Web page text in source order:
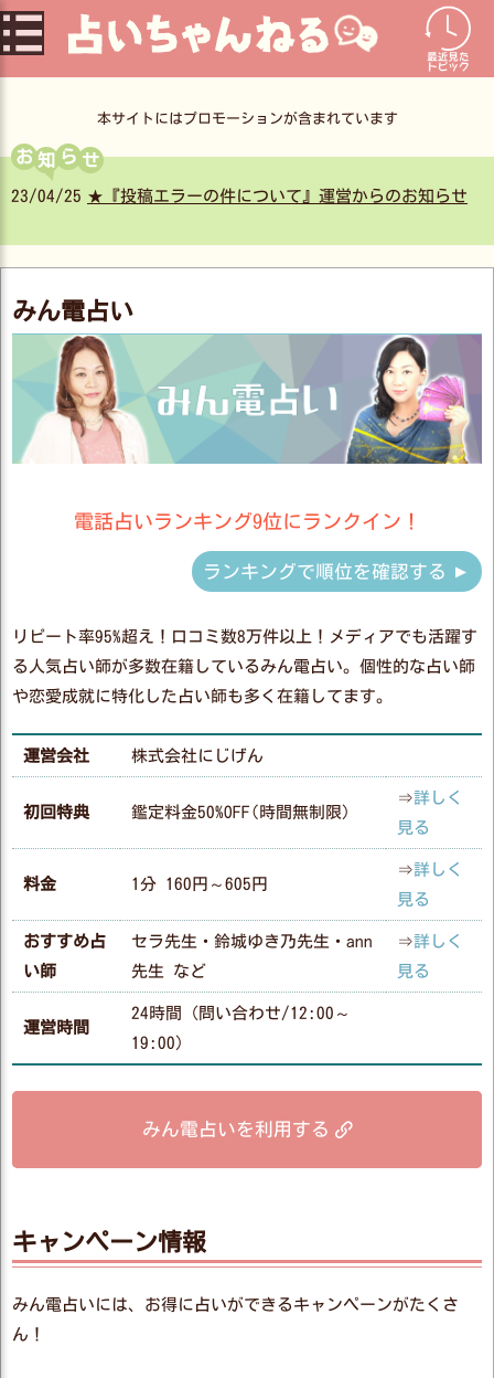
コ
ン
テ
へ
本サイトにはプロモーションが含まれています
お ら
て』運営からのお知らせ
みん電占い
電話占いランキング9位にランクイン！
ランキングで順位を確認する
リピート率95%超え！口コミ数8万件以上！メディアでも活躍す
る人気占い師が多数在籍しているみん電占い。個性的な占い師
や恋愛成就に特化した占い師も多く在籍してます。
運営会社 株式会社にじげん
初回特典 鑑定料金50%OFF(時間無制限)
⇒詳しく
見る
料金 1分 160円～605円
⇒詳しく
見る
おすすめ占
い師
セラ先生・鈴城ゆき乃先生・ann
先生 など
⇒詳しく
見る
運営時間
24時間（問い合わせ/12:00～
19:00）
みん電占いを利用する
キャンペーン情報
みん電占いには、お得に占いができるキャンペーンがたくさ
ん！